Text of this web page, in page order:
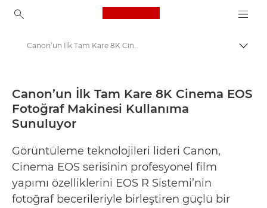
Canon Logo, back to
İçerik
Basın Merkezi
Basın Bültenleri - Canon Basın Merkezi
Canon’un İlk Tam Kare 8K Cinema EOS Fotoğraf Makinesi Kullanıma Sunuluyor - Canon Basın Merkezi
Canon’un İlk Tam Kare 8K Cinema EOS
Fotoğraf Makinesi Kullanıma
Sunuluyor
Görüntüleme teknolojileri lideri Canon,
Cinema EOS serisinin profesyonel film
yapımı özelliklerini EOS R Sistemi’nin
fotoğraf becerileriyle birleştiren güçlü bir